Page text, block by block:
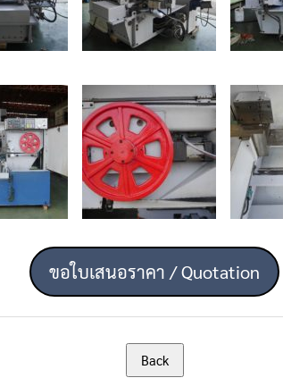
ขอใบเสนอราคา / Quotation